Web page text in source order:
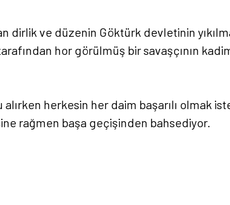
dirlik ve düzenin Göktürk devletinin
hor görülmüş bir savaşçının
alırken herkesin her daim başarılı olmak
rağmen başa geçişinden bahsediyor.